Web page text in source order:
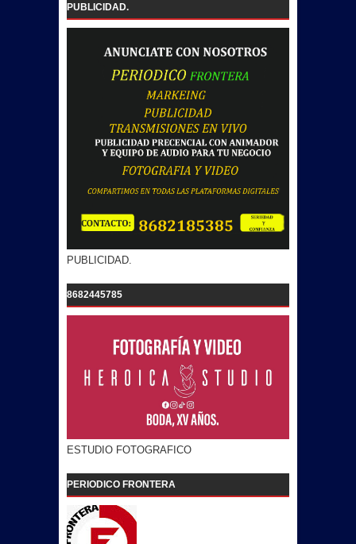
PUBLICIDAD.
PUBLICIDAD.
8682445785
ESTUDIO FOTOGRAFICO
PERIODICO FRONTERA